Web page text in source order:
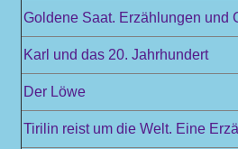
Goldene Saat. Erzählungen und
Karl und das 20. Jahrhundert
Der Löwe
Tirilin reist um die Welt. Eine